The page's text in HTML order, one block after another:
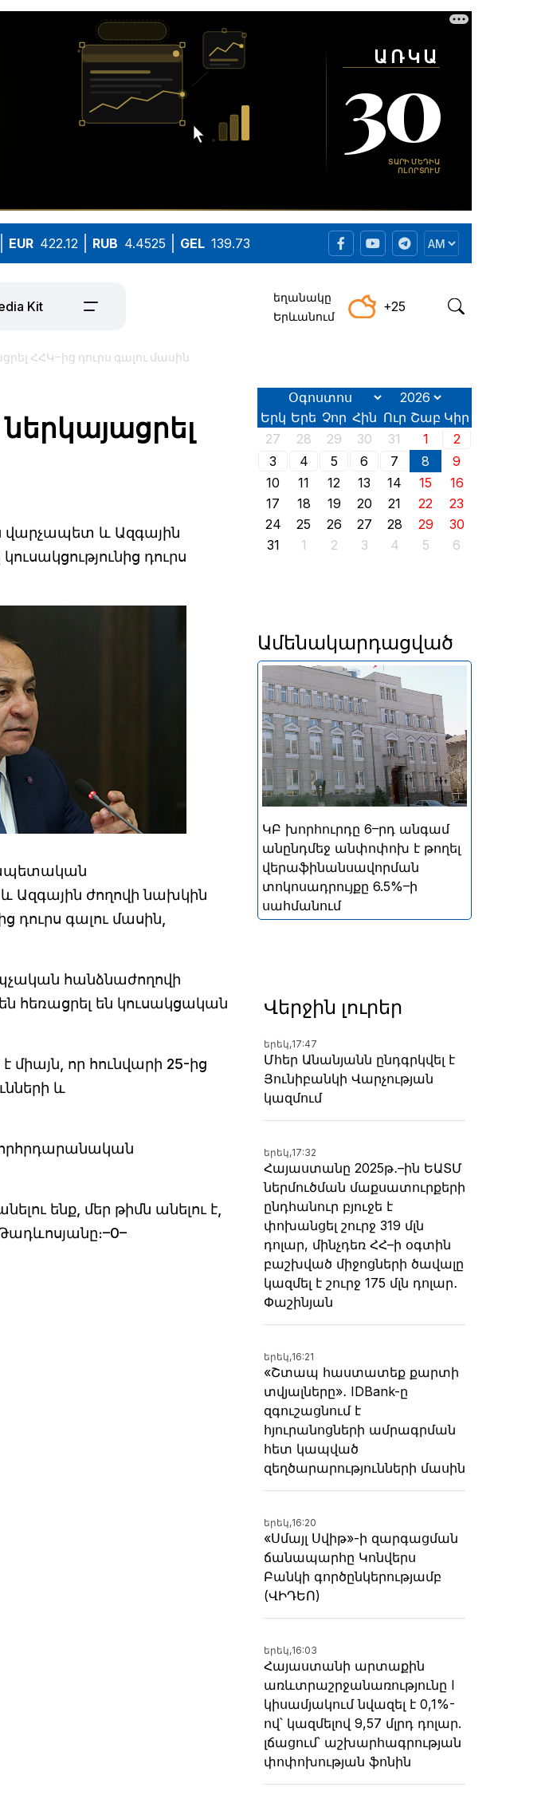
EUR 422.12 RUB 4.4525 GEL 139.73
Kit
եղանակը
Երևանում
+25
ՀՀԿ–ից դուրս գալու մասին
վարչապետ և Ազգային
դուրս
Ազգային ժողովի նախկին
դուրս գալու մասին,
հանձնաժողովի
հեռացրել են կուսակցական
միայն, որ հունվարի 25-ից
և
ենք, մեր թիմն անելու է,
Երկ Երե Չոր Հին Ուր Շաբ Կիր
27
28 29 30 31 1
2
3
4 5 6 7 8
9
10
11 12 13 14 15
16
17
18 19 20 21 22
23
24
25 26 27 28 29
30
31
1 2 3 4 5 6
Ամենակարդացված
Անփոփոխ են մնացել նաև
լոմբարդային ռեպոն՝ 8% և
դրամական միջոցների
ներգրավման տոկոսադրույքը՝
5%
ԿԲ խորհուրդը 6–րդ անգամ
անընդմեջ անփոփոխ է թողել
վերաֆինանսավորման
տոկոսադրույքը 6.5%–ի
սահմանում
Վերջին լուրեր
երեկ,17:47
Մհեր Անանյանն ընդգրկվել է
Յունիբանկի Վարչության
կազմում
երեկ,17:32
Հայաստանը 2025թ․–ին ԵԱՏՄ
ներմուծման մաքսատուրքերի
ընդհանուր բյուջե է
փոխանցել շուրջ 319 մլն
դոլար, մինչդեռ ՀՀ–ի օգտին
բաշխված միջոցների ծավալը
կազմել է շուրջ 175 մլն դոլար․
Փաշինյան
երեկ,16:21
«Շտապ հաստատեք քարտի
տվյալները»․ IDBank-ը
զգուշացնում է
հյուրանոցների ամրագրման
հետ կապված
զեղծարարությունների մասին
երեկ,16:20
«Սմայլ Սվիթ»-ի զարգացման
ճանապարհը Կոնվերս
Բանկի գործընկերությամբ
(ՎԻԴԵՈ)
երեկ,16:03
Հայաստանի արտաքին
առևտրաշրջանառությունը I
կիսամյակում նվազել է 0,1%-
ով՝ կազմելով 9,57 մլրդ դոլար.
լճացում՝ աշխարհագրության
փոփոխության ֆոնին